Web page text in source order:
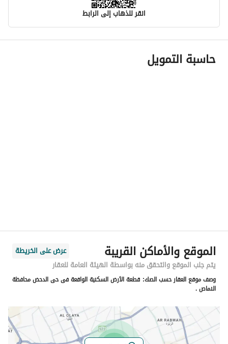
انقر للذهاب إلى الرابط
معلومات مسؤول الإعلان
اسم المسؤول
رقم المبنى
3892
الرقم الاضافي
7365
خط العرض
19.166236824313778
خط الطول
42.183272584113816
حاسبة التمويل
الموقع والأماكن القريبة
عرض على الخريطة
يتم جلب الموقع والتحقق منه بواسطة الهيئة العامة للعقار
وصف موقع العقار حسب الصك: قطعة الأرض السكنية الواقعة فى حى الدحض محافظة
النماص .